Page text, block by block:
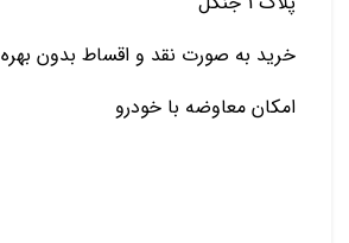
خرید به صورت نقد و اقساط بدون بهره
امکان معاوضه با خودرو